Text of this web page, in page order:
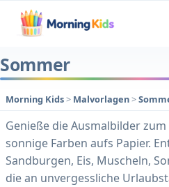
Sommer
Morning Kids> Malvorlagen>
Genieße die Ausmalbilder
sonnige Farben aufs Papier.
Sandburgen, Eis, Muscheln,
die an unvergessliche